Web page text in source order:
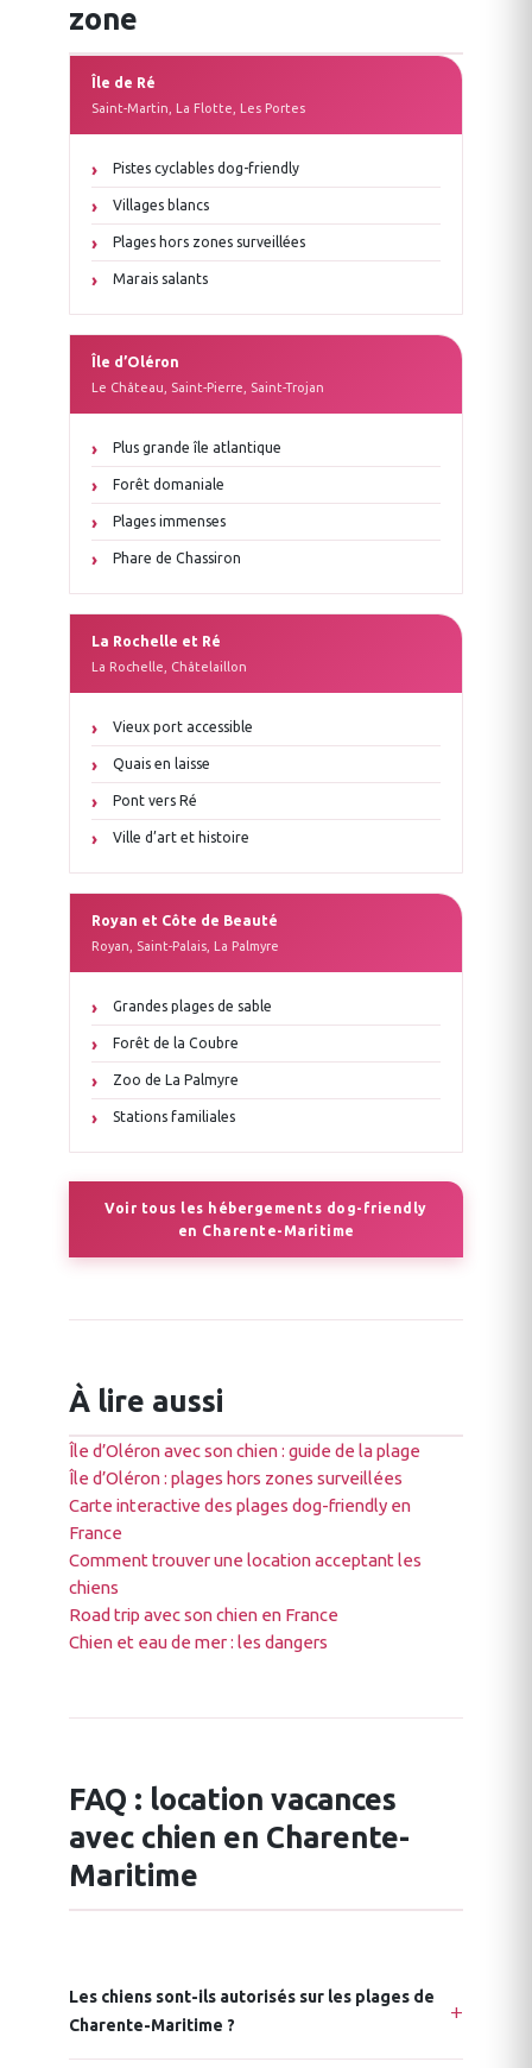
zone
Île de Ré
Saint-Martin, La Flotte, Les Portes
Pistes cyclables dog-friendly
Villages blancs
Plages hors zones surveillées
Marais salants
Île d’Oléron
Le Château, Saint-Pierre, Saint-Trojan
Plus grande île atlantique
Forêt domaniale
Plages immenses
Phare de Chassiron
La Rochelle et Ré
La Rochelle, Châtelaillon
Vieux port accessible
Quais en laisse
Pont vers Ré
Ville d’art et histoire
Royan et Côte de Beauté
Royan, Saint-Palais, La Palmyre
Grandes plages de sable
Forêt de la Coubre
Zoo de La Palmyre
Stations familiales
Voir tous les hébergements dog-friendly
en Charente-Maritime
À lire aussi
Île d’Oléron avec son chien : guide de la plage
Île d’Oléron : plages hors zones surveillées
Carte interactive des plages dog-friendly en
France
Comment trouver une location acceptant les
chiens
Road trip avec son chien en France
Chien et eau de mer : les dangers
FAQ : location vacances
avec chien en Charente-
Maritime
Les chiens sont-ils autorisés sur les plages de
Charente-Maritime ?